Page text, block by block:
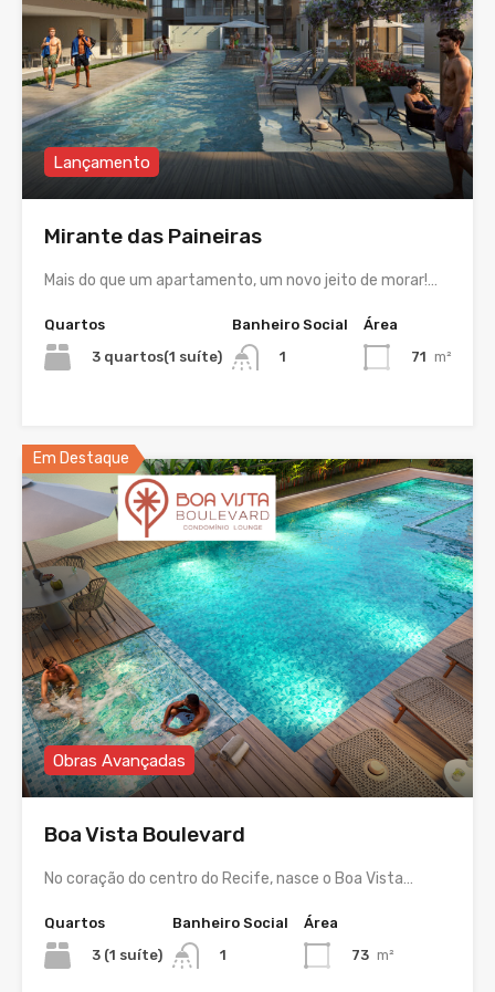
Lançamento
Mirante das Paineiras
Mais do que um apartamento, um novo jeito de morar!…
Quartos
3 quartos(1 suíte)
Banheiro Social
1
Área
71 m²
Em Destaque
Obras Avançadas
Boa Vista Boulevard
No coração do centro do Recife, nasce o Boa Vista…
Quartos
3 (1 suíte)
Banheiro Social
1
Área
73 m²